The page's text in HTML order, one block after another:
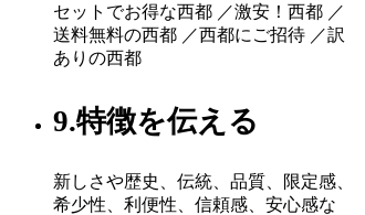
セットでお得な西都 ／激安！西都 ／
送料無料の西都 ／西都にご招待 ／訳
ありの西都
9.特徴を伝える
新しさや歴史、伝統、品質、限定感、
希少性、利便性、信頼感、安心感な